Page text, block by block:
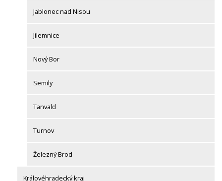
Jablonec nad Nisou
Jilemnice
Nový Bor
Semily
Tanvald
Turnov
Železný Brod
Královéhradecký kraj